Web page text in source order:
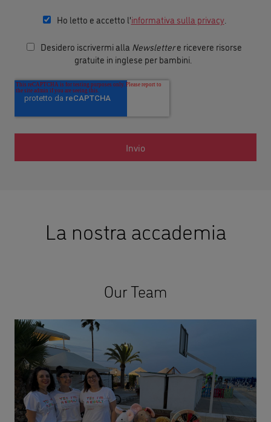
Ho letto e accetto l'informativa sulla privacy.
Desidero iscrivermi alla Newslettere ricevere risorse
gratuite in inglese per bambini.
La nostra accademia
Our Team